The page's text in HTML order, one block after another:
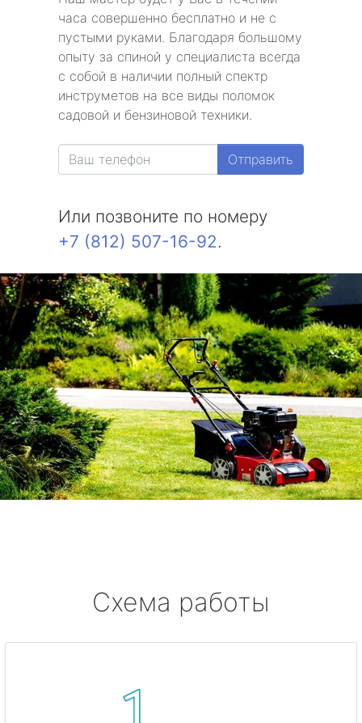
часа совершенно бесплатно и не с
пустыми руками. Благодаря большому
опыту за спиной у специалиста всегда
с собой в наличии полный спектр
инструметов на все виды поломок
садовой и бензиновой техники.
Отправить
Или позвоните по номеру
+7 (812) 507-16-92.
Схема работы